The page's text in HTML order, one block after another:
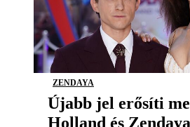
ZENDAYA
Újabb jel erősíti
Holland és